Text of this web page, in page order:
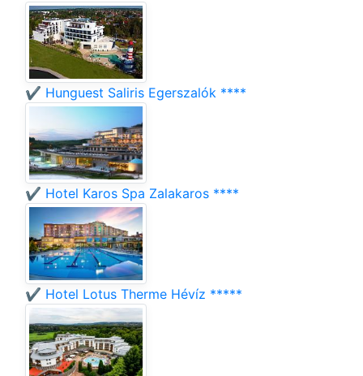
✔️ Hunguest Saliris Egerszalók ****
✔️ Hotel Karos Spa Zalakaros ****
✔️ Hotel Lotus Therme Hévíz *****